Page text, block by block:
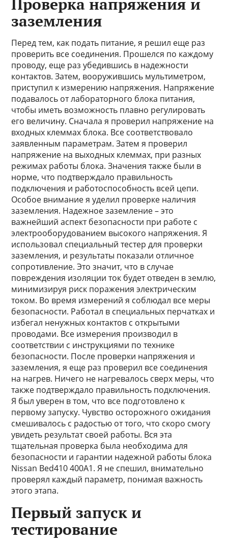
Проверка напряжения и
заземления
Перед тем, как подать питание, я решил еще раз
проверить все соединения. Прошелся по каждому
проводу, еще раз убедившись в надежности
контактов. Затем, вооружившись мультиметром,
приступил к измерению напряжения. Напряжение
подавалось от лабораторного блока питания,
чтобы иметь возможность плавно регулировать
его величину. Сначала я проверил напряжение на
входных клеммах блока. Все соответствовало
заявленным параметрам. Затем я проверил
напряжение на выходных клеммах, при разных
режимах работы блока. Значения также были в
норме, что подтверждало правильность
подключения и работоспособность всей цепи.
Особое внимание я уделил проверке наличия
заземления. Надежное заземление – это
важнейший аспект безопасности при работе с
электрооборудованием высокого напряжения. Я
использовал специальный тестер для проверки
заземления, и результаты показали отличное
сопротивление. Это значит, что в случае
повреждения изоляции ток будет отведен в землю,
минимизируя риск поражения электрическим
током. Во время измерений я соблюдал все меры
безопасности. Работал в специальных перчатках и
избегал ненужных контактов с открытыми
проводами. Все измерения производил в
соответствии с инструкциями по технике
безопасности. После проверки напряжения и
заземления, я еще раз проверил все соединения
на нагрев. Ничего не нагревалось сверх меры, что
также подтверждало правильность подключения.
Я был уверен в том, что все подготовлено к
первому запуску. Чувство осторожного ожидания
смешивалось с радостью от того, что скоро смогу
увидеть результат своей работы. Вся эта
тщательная проверка была необходима для
безопасности и гарантии надежной работы блока
Nissan Bed410 400A1. Я не спешил, внимательно
проверял каждый параметр, понимая важность
этого этапа.
Первый запуск и
тестирование